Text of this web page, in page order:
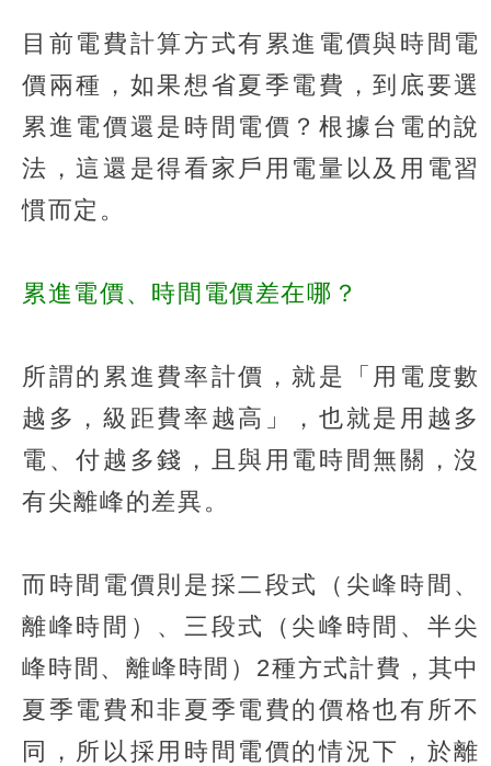
目前電費計算方式有累進電價與時間電
價兩種，如果想省夏季電費，到底要選
累進電價還是時間電價？根據台電的說
法，這還是得看家戶用電量以及用電習
慣而定。
累進電價、時間電價差在哪？
所謂的累進費率計價，就是「用電度數
越多，級距費率越高」，也就是用越多
電、付越多錢，且與用電時間無關，沒
有尖離峰的差異。
而時間電價則是採二段式（尖峰時間、
離峰時間）、三段式（尖峰時間、半尖
峰時間、離峰時間）2種方式計費，其中
夏季電費和非夏季電費的價格也有所不
同，所以採用時間電價的情況下，於離